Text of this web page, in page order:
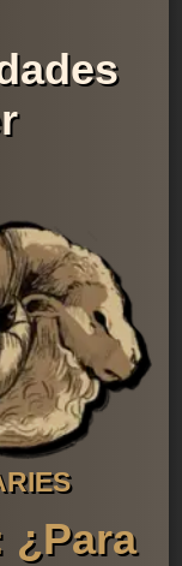
¿Para